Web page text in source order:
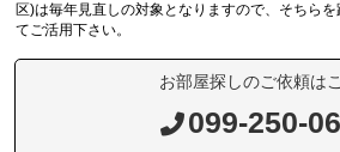
区)は毎年見直しの対象となりますので、そちら
てご活用下さい。
お部屋探しのご依頼は
099-250-